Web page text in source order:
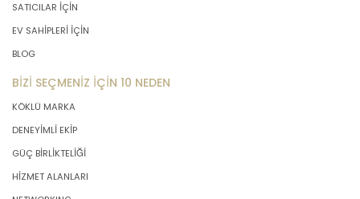
SATICILAR İÇİN
EV SAHİPLERİ İÇİN
BLOG
BİZİ SEÇMENİZ İÇİN 10 NEDEN
KÖKLÜ MARKA
DENEYİMLİ EKİP
GÜÇ BİRLİKTELİĞİ
HİZMET ALANLARI